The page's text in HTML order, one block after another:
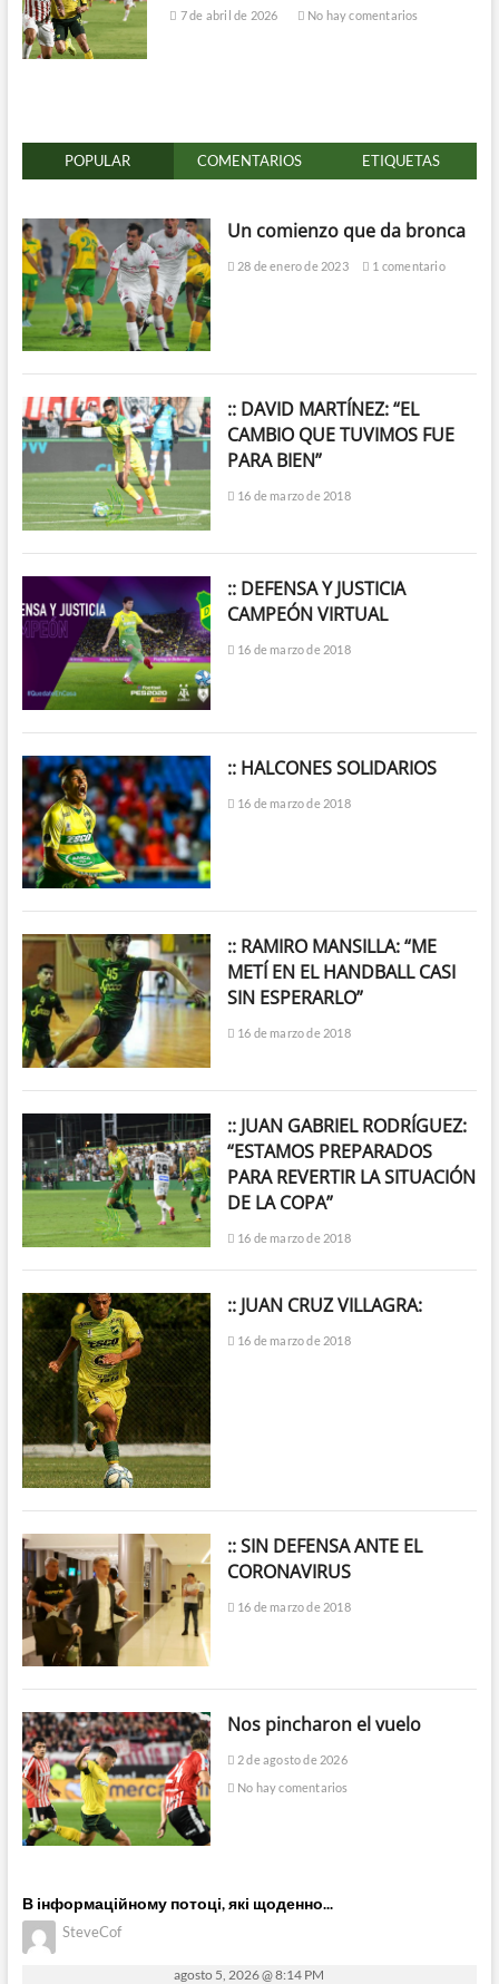
7 de abril de 2026 No hay comentarios
POPULAR COMENTARIOS ETIQUETAS
Un comienzo que da bronca
28 de enero de 2023 1 comentario
:: DAVID MARTÍNEZ: “EL
CAMBIO QUE TUVIMOS FUE
PARA BIEN”
16 de marzo de 2018
:: DEFENSA Y JUSTICIA
CAMPEÓN VIRTUAL
16 de marzo de 2018
:: HALCONES SOLIDARIOS
16 de marzo de 2018
:: RAMIRO MANSILLA: “ME
METÍ EN EL HANDBALL CASI
SIN ESPERARLO”
16 de marzo de 2018
:: JUAN GABRIEL RODRÍGUEZ:
“ESTAMOS PREPARADOS
PARA REVERTIR LA SITUACIÓN
DE LA COPA”
16 de marzo de 2018
:: JUAN CRUZ VILLAGRA:
16 de marzo de 2018
:: SIN DEFENSA ANTE EL
CORONAVIRUS
16 de marzo de 2018
Nos pincharon el vuelo
2 de agosto de 2026
No hay comentarios
В інформаційному потоці, які щоденно...
SteveCof
agosto 5, 2026 @ 8:14 PM